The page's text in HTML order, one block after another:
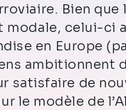
Bien que
celui-ci
en Europe
ambitionnent
satisfaire de
le modèle de